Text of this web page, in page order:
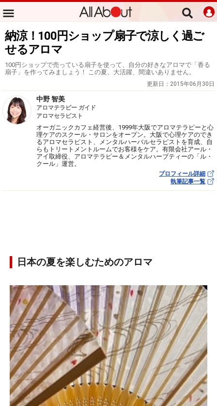
納涼！100円ショップ扇子で涼しく過ご
せるアロマ
100円ショップで売っている扇子を使って、自分の好きなアロマで「香る
扇子」を作ってみましょう！ この夏、大活躍、間違いありません。
更新日： 2015年06月30日
中野 智美
アロマテラピー ガイド
アロマセラピスト
オーガニックカフェ経営後、1999年大阪でアロマテラピーと心
理ケアのスクール・サロンをオープン。大阪で心理ケアのでき
るアロマセラピスト、メンタルハーバルセラピストを育成、自
らもトリートメントルームでお客様をケア。有限会社アール・
アイ取締役、アロマテラピー＆メンタルハーブティーの「ル・
クール」運営。
プロフィール詳細
執筆記事一覧
日本の夏を楽しむためのアロマ